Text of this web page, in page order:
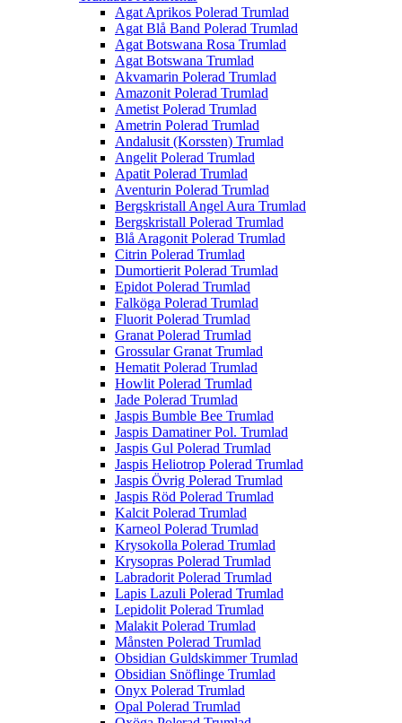
Agat Aprikos Polerad Trumlad
Agat Blå Band Polerad Trumlad
Agat Botswana Rosa Trumlad
Agat Botswana Trumlad
Akvamarin Polerad Trumlad
Amazonit Polerad Trumlad
Ametist Polerad Trumlad
Ametrin Polerad Trumlad
Andalusit (Korssten) Trumlad
Angelit Polerad Trumlad
Apatit Polerad Trumlad
Aventurin Polerad Trumlad
Bergskristall Angel Aura Trumlad
Bergskristall Polerad Trumlad
Blå Aragonit Polerad Trumlad
Citrin Polerad Trumlad
Dumortierit Polerad Trumlad
Epidot Polerad Trumlad
Falköga Polerad Trumlad
Fluorit Polerad Trumlad
Granat Polerad Trumlad
Grossular Granat Trumlad
Hematit Polerad Trumlad
Howlit Polerad Trumlad
Jade Polerad Trumlad
Jaspis Bumble Bee Trumlad
Jaspis Damatiner Pol. Trumlad
Jaspis Gul Polerad Trumlad
Jaspis Heliotrop Polerad Trumlad
Jaspis Övrig Polerad Trumlad
Jaspis Röd Polerad Trumlad
Kalcit Polerad Trumlad
Karneol Polerad Trumlad
Krysokolla Polerad Trumlad
Krysopras Polerad Trumlad
Labradorit Polerad Trumlad
Lapis Lazuli Polerad Trumlad
Lepidolit Polerad Trumlad
Malakit Polerad Trumlad
Månsten Polerad Trumlad
Obsidian Guldskimmer Trumlad
Obsidian Snöflinge Trumlad
Onyx Polerad Trumlad
Opal Polerad Trumlad